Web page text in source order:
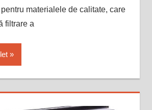
materialele de calitate, care
filtrare a